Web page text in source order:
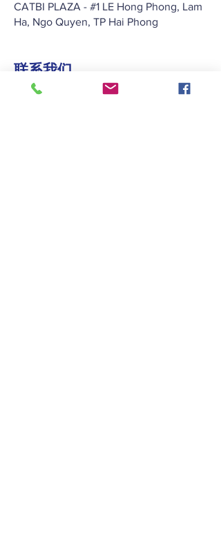
CATBI PLAZA - #1 LE Hong Phong, Lam
Ha, Ngo Quyen, TP Hai Phong
联系我们
+852 2422 2838